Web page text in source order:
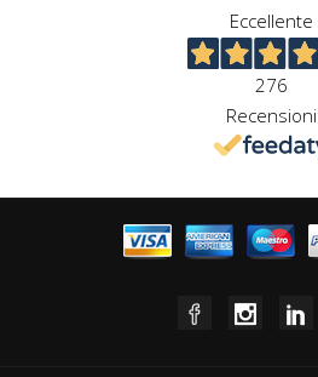
Eccellente
276
Recensioni